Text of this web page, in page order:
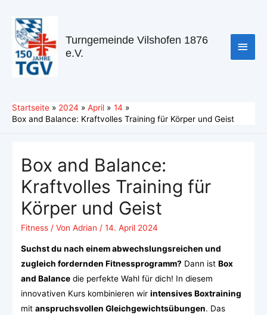
Turngemeinde Vilshofen 1876
e.V.
Startseite 2024 April
14
Box and Balance: Kraftvolles Training für Körper und Geist
Box and Balance:
Kraftvolles Training für
Körper und Geist
Fitness/ Von Adrian / 14. April 2024
Suchst du nach einem abwechslungsreichen und
zugleich fordernden Fitnessprogramm? Dann ist Box
and Balancedie perfekte Wahl für dich! In diesem
innovativen Kurs kombinieren wir intensives Boxtraining
mit anspruchsvollen Gleichgewichtsübungen. Das